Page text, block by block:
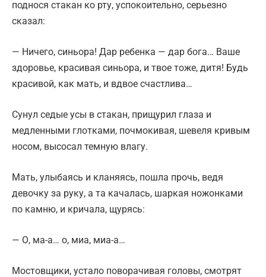
поднося стакан ко рту, успокоительно, серьезно
сказал:
— Ничего, синьора! Дар ребенка — дар бога… Ваше
здоровье, красивая синьора, и твое тоже, дитя! Будь
красивой, как мать, и вдвое счастлива…
Сунул седые усы в стакан, прищурил глаза и
медленными глотками, почмокивая, шевеля кривым
носом, высосал темную влагу.
Мать, улыбаясь и кланяясь, пошла прочь, ведя
девочку за руку, а та качалась, шаркая ножонками
по камню, и кричала, щурясь:
— О, ма-а… о, миа, миа-а…
Мостовщики, устало поворачивая головы, смотрят